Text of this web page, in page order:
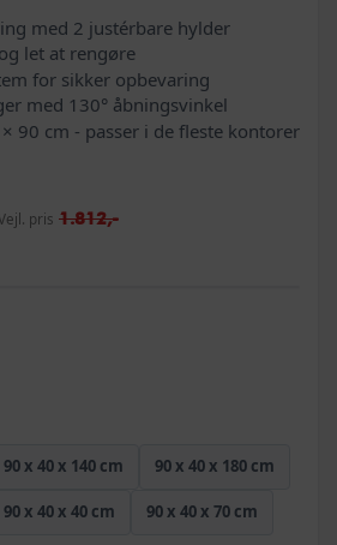
med 2 justérbare hylder
let at rengøre
for sikker opbevaring
med 130° åbningsvinkel
90 cm - passer i de fleste kontorer
pris 1.812,-
90 x 40 x 140 cm 90 x 40 x 180 cm
90 x 40 x 40 cm 90 x 40 x 70 cm